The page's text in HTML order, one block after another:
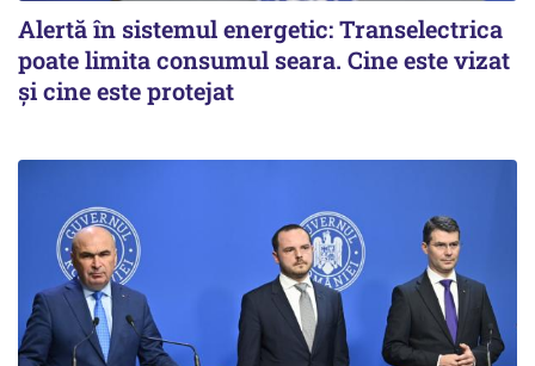
Alertă în sistemul energetic: Transelectrica
poate limita consumul seara. Cine este vizat
și cine este protejat